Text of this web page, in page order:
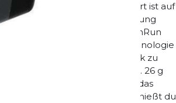
frei und der Tragekomfort ist auf
kannst du deine Umgebung
und Radfahren. Der OpenRun
der Bone-Conduction-Technologie
So ist es möglich, Musik zu
verbunden zu bleiben. 26 g
Silikonbeschichtung und das
Mit dem OpenRun Mini genießt du